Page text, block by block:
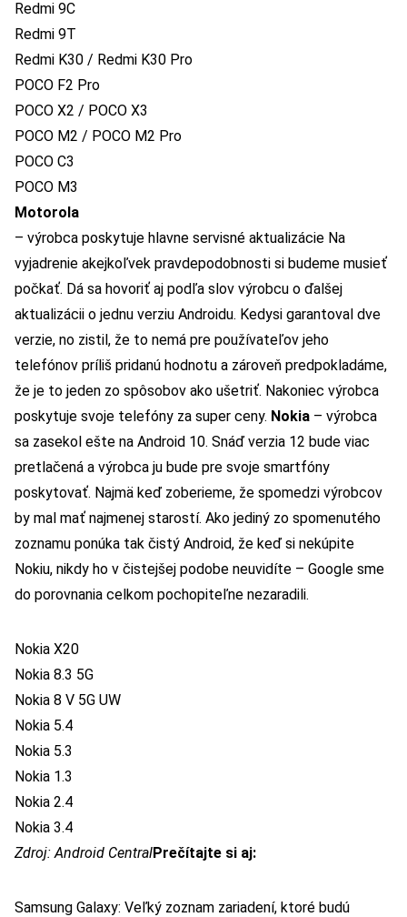
Redmi 9C
Redmi 9T
Redmi K30 / Redmi K30 Pro
POCO F2 Pro
POCO X2 / POCO X3
POCO M2 / POCO M2 Pro
POCO C3
POCO M3
Motorola
– výrobca poskytuje hlavne servisné aktualizácie Na
vyjadrenie akejkoľvek pravdepodobnosti si budeme musieť
počkať. Dá sa hovoriť aj podľa slov výrobcu o ďalšej
aktualizácii o jednu verziu Androidu. Kedysi garantoval dve
verzie, no zistil, že to nemá pre používateľov jeho
telefónov príliš pridanú hodnotu a zároveň predpokladáme,
že je to jeden zo spôsobov ako ušetriť. Nakoniec výrobca
poskytuje svoje telefóny za super ceny. Nokia – výrobca
sa zasekol ešte na Android 10. Snáď verzia 12 bude viac
pretlačená a výrobca ju bude pre svoje smartfóny
poskytovať. Najmä keď zoberieme, že spomedzi výrobcov
by mal mať najmenej starostí. Ako jediný zo spomenutého
zoznamu ponúka tak čistý Android, že keď si nekúpite
Nokiu, nikdy ho v čistejšej podobe neuvidíte – Google sme
do porovnania celkom pochopiteľne nezaradili.
Nokia X20
Nokia 8.3 5G
Nokia 8 V 5G UW
Nokia 5.4
Nokia 5.3
Nokia 1.3
Nokia 2.4
Nokia 3.4
Zdroj:Android CentralPrečítajte si aj:
Samsung Galaxy: Veľký zoznam zariadení, ktoré budú